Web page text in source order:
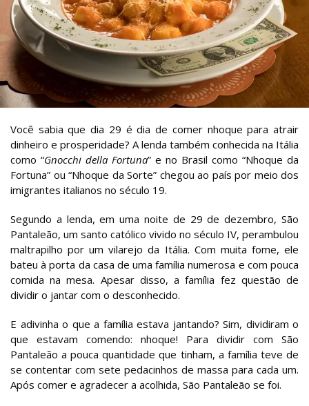
Você sabia que dia 29 é dia de comer nhoque para atrair
dinheiro e prosperidade? A lenda também conhecida na Itália
como “Gnocchi della Fortuna” e no Brasil como “Nhoque da
Fortuna” ou “Nhoque da Sorte” chegou ao país por meio dos
imigrantes italianos no século 19.
Segundo a lenda, em uma noite de 29 de dezembro, São
Pantaleão, um santo católico vivido no século IV, perambulou
maltrapilho por um vilarejo da Itália. Com muita fome, ele
bateu à porta da casa de uma família numerosa e com pouca
comida na mesa. Apesar disso, a família fez questão de
dividir o jantar com o desconhecido.
E adivinha o que a família estava jantando? Sim, dividiram o
que estavam comendo: nhoque! Para dividir com São
Pantaleão a pouca quantidade que tinham, a família teve de
se contentar com sete pedacinhos de massa para cada um.
Após comer e agradecer a acolhida, São Pantaleão se foi.